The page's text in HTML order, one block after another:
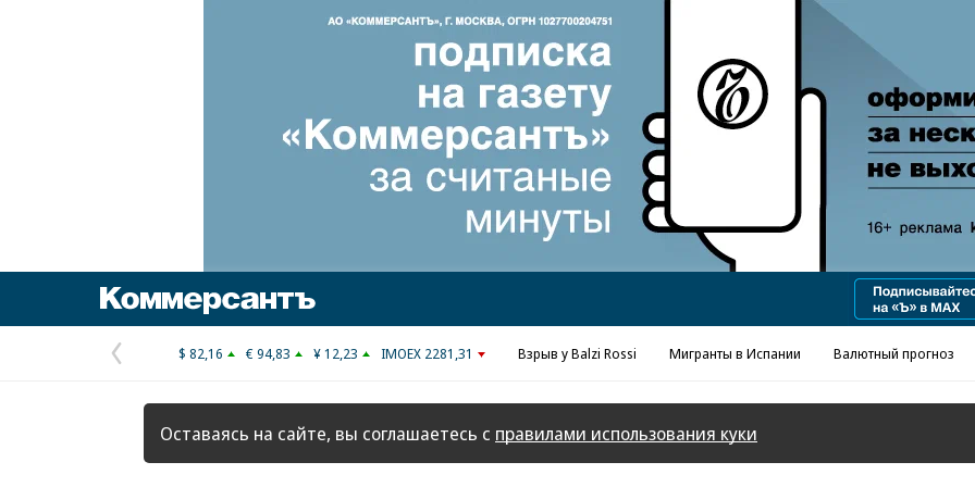
Реклама в «Ъ» www.kommersant.ru/ad
Предыдущая
страница
$ 82,16 € 94,83 ¥ 12,23 IMOEX 2281,31 Взрыв у Balzi Rossi Мигранты в Испании Валютный прогноз
Оставаясь на сайте, вы соглашаетесь с правилами использования куки